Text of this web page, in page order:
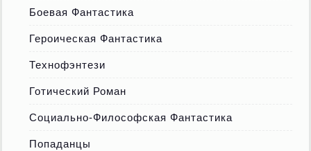
Боевая Фантастика
Героическая Фантастика
Технофэнтези
Готический Роман
Социально-Философская Фантастика
Попаданцы